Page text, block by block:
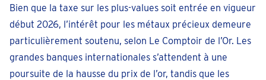
Bien que la taxe sur les plus-values soit entrée en vigueur
début 2026, l’intérêt pour les métaux précieux demeure
particulièrement soutenu, selon Le Comptoir de l’Or. Les
grandes banques internationales s’attendent à une
poursuite de la hausse du prix de l’or, tandis que les